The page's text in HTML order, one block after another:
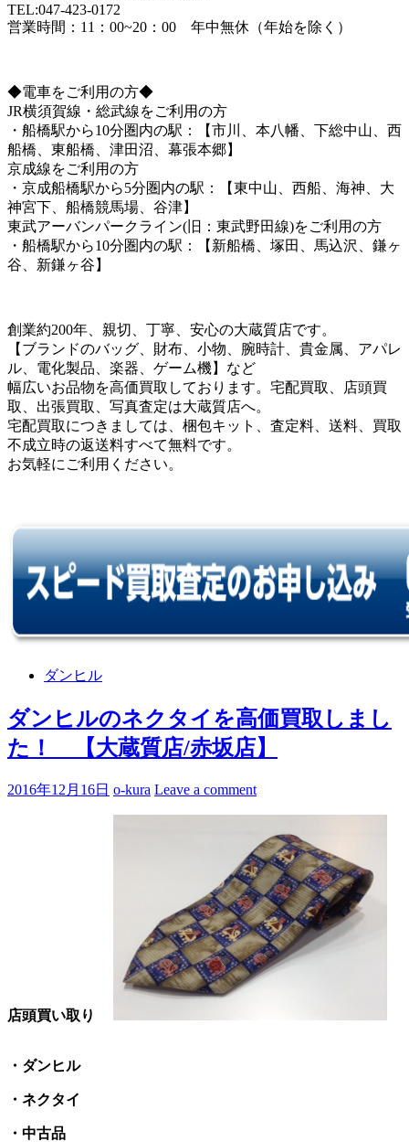
TEL:047-423-0172
営業時間：11：00~20：00 年中無休（年始を除く）
◆電車をご利用の方◆
JR横須賀線・総武線をご利用の方
・船橋駅から10分圏内の駅：【市川、本八幡、下総中山、西
船橋、東船橋、津田沼、幕張本郷】
京成線をご利用の方
・京成船橋駅から5分圏内の駅：【東中山、西船、海神、大
神宮下、船橋競馬場、谷津】
東武アーバンパークライン(旧：東武野田線)をご利用の方
・船橋駅から10分圏内の駅：【新船橋、塚田、馬込沢、鎌ヶ
谷、新鎌ヶ谷】
創業約200年、親切、丁寧、安心の大蔵質店です。
【ブランドのバッグ、財布、小物、腕時計、貴金属、アパレ
ル、電化製品、楽器、ゲーム機】など
幅広いお品物を高価買取しております。宅配買取、店頭買
取、出張買取、写真査定は大蔵質店へ。
宅配買取につきましては、梱包キット、査定料、送料、買取
不成立時の返送料すべて無料です。
お気軽にご利用ください。
ダンヒル
ダンヒルのネクタイを高価買取しまし
た！ 【大蔵質店/赤坂店】
2016年12月16日 o-kura Leave a comment
店頭買い取り
・ダンヒル
・ネクタイ
・中古品